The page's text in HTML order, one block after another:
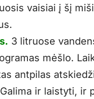
vaisiai į šį
3 litruose
mėšlo.
antpilas
ir laistyti, ir